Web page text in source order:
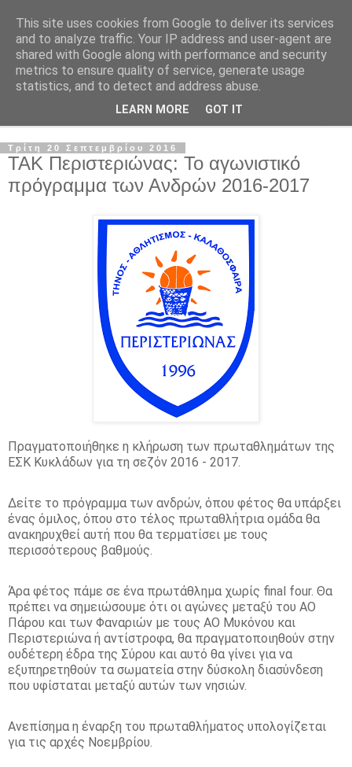
Τρίτη 20 Σεπτεμβρίου 2016
ΤΑΚ Περιστεριώνας: Το αγωνιστικό
πρόγραμμα των Ανδρών 2016-2017
Πραγματοποιήθηκε η κλήρωση των πρωταθλημάτων της
ΕΣΚ Κυκλάδων για τη σεζόν 2016 - 2017.
Δείτε το πρόγραμμα των ανδρών, όπου φέτος θα υπάρξει
ένας όμιλος, όπου στο τέλος πρωταθλήτρια ομάδα θα
ανακηρυχθεί αυτή που θα τερματίσει με τους
περισσότερους βαθμούς.
Άρα φέτος πάμε σε ένα πρωτάθλημα χωρίς final four. Θα
πρέπει να σημειώσουμε ότι οι αγώνες μεταξύ του ΑΟ
Πάρου και των Φαναριών με τους ΑΟ Μυκόνου και
Περιστεριώνα ή αντίστροφα, θα πραγματοποιηθούν στην
ουδέτερη έδρα της Σύρου και αυτό θα γίνει για να
εξυπηρετηθούν τα σωματεία στην δύσκολη διασύνδεση
που υφίσταται μεταξύ αυτών των νησιών.
Ανεπίσημα η έναρξη του πρωταθλήματος υπολογίζεται
για τις αρχές Νοεμβρίου.
This site uses cookies from Google to deliver its services
and to analyze traffic. Your IP address and user-agent are
shared with Google along with performance and security
metrics to ensure quality of service, generate usage
statistics, and to detect and address abuse.
LEARN MORE GOT IT